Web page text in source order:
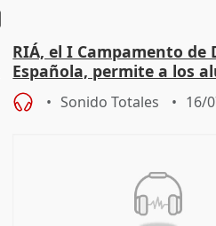
RIÁ, el I Campamento de
Española, permite a los
"sacar su talento a flor de
Sonido Totales 16/